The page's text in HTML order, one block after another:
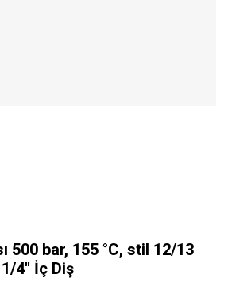
500 bar, 155 °C, stil 12/13
4'' İç Diş